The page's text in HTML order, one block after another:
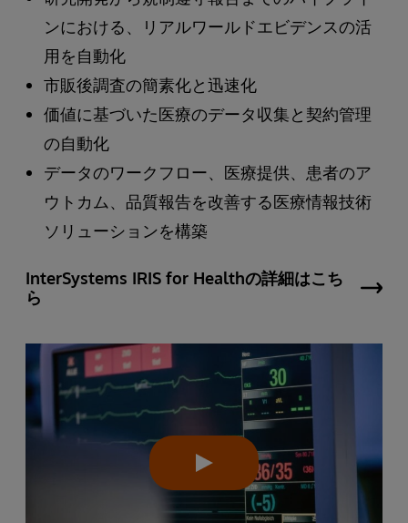
ンにおける、リアルワールドエビデンスの活
用を自動化
市販後調査の簡素化と迅速化
価値に基づいた医療のデータ収集と契約管理
の自動化
データのワークフロー、医療提供、患者のア
ウトカム、品質報告を改善する医療情報技術
ソリューションを構築
InterSystems IRIS for Healthの詳細はこち
ら